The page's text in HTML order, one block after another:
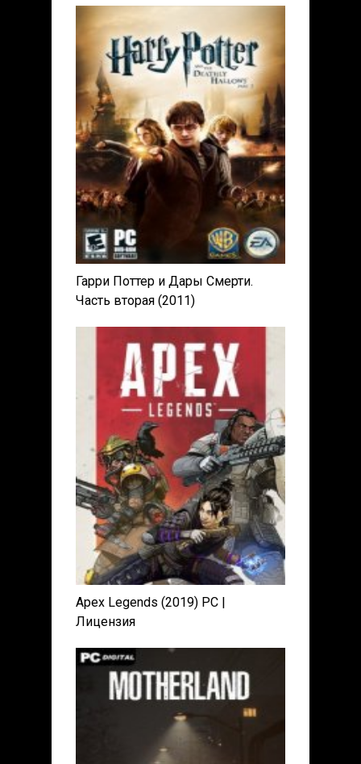
Гарри Поттер и Дары Смерти.
Часть вторая (2011)
Apex Legends (2019) PC |
Лицензия